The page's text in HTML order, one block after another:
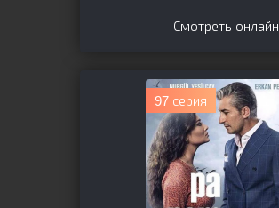
Смотреть онлайн
97 серия